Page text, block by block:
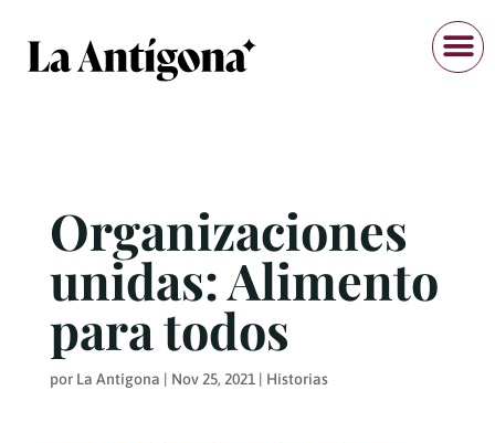
Organizaciones
unidas: Alimento
para todos
por La Antígona | Nov 25, 2021| Historias